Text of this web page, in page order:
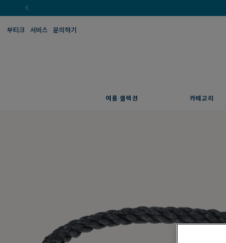
부티크 서비스 문의하기
여름 셀렉션 카테고리